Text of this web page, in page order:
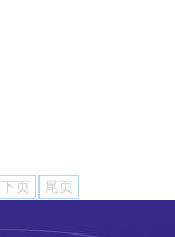
下页 尾页